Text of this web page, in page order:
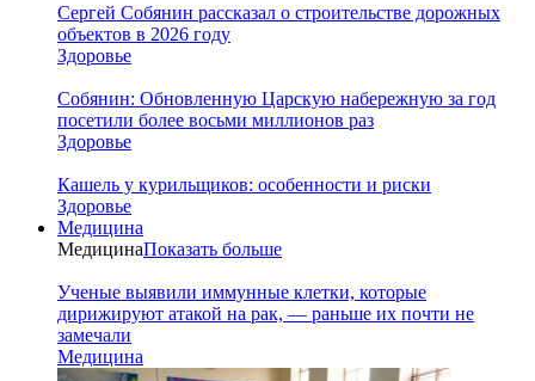
Сергей Собянин рассказал о строительстве дорожных
объектов в 2026 году
Здоровье
Собянин: Обновленную Царскую набережную за год
посетили более восьми миллионов раз
Здоровье
Кашель у курильщиков: особенности и риски
Здоровье
Медицина
МедицинаПоказать больше
Ученые выявили иммунные клетки, которые
дирижируют атакой на рак, — раньше их почти не
замечали
Медицина